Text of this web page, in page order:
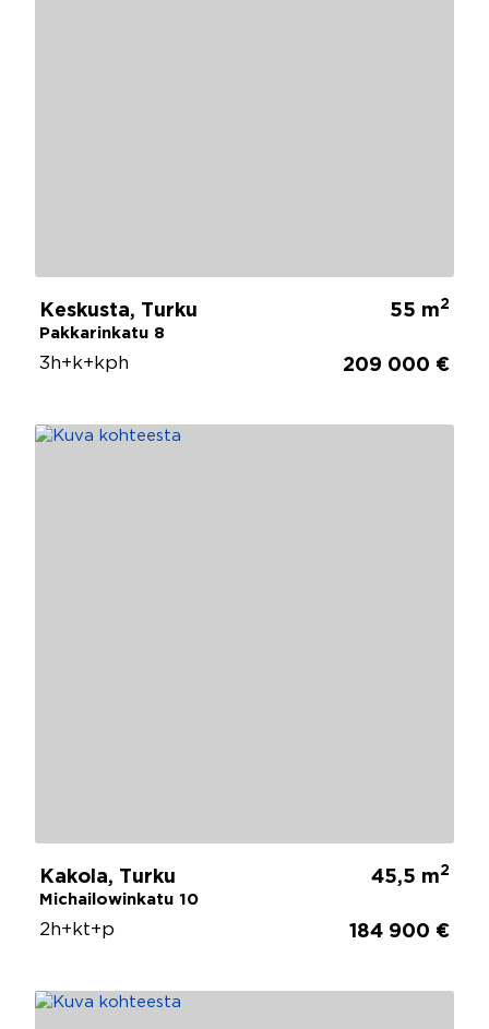
Keskusta, Turku
Pakkarinkatu 8
55 m2
3h+k+kph 209 000 €
Kakola, Turku
Michailowinkatu 10
45,5 m2
2h+kt+p 184 900 €